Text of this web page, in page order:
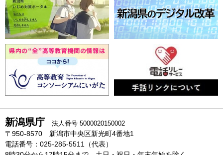
新潟県庁 法人番号 5000020150002
〒950-8570 新潟市中央区新光町4番地1
電話番号：025-285-5511（代表）